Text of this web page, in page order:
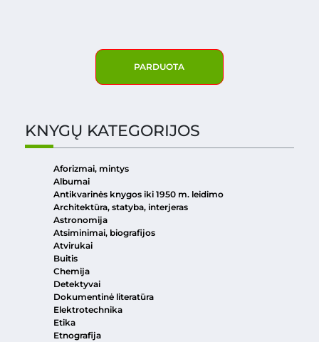
PARDUOTA
KNYGŲ KATEGORIJOS
Aforizmai, mintys
Albumai
Antikvarinės knygos iki 1950 m. leidimo
Architektūra, statyba, interjeras
Astronomija
Atsiminimai, biografijos
Atvirukai
Buitis
Chemija
Detektyvai
Dokumentinė literatūra
Elektrotechnika
Etika
Etnografija